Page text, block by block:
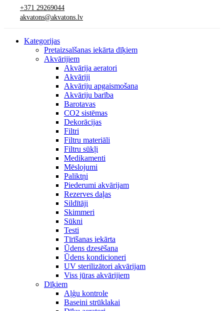
+371 29269044
akvatons@akvatons.lv
Kategorijas
Pretaizsalšanas iekārta dīķiem
Akvārijiem
Akvārija aeratori
Akvāriji
Akvāriju apgaismošana
Akvāriju barība
Barotavas
CO2 sistēmas
Dekorācijas
Filtri
Filtru materiāli
Filtru sūkļi
Medikamenti
Mēslojumi
Paliktņi
Piederumi akvārijam
Rezerves daļas
Sildītāji
Skimmeri
Sūkni
Testi
Tīrīšanas iekārta
Ūdens dzesēšana
Ūdens kondicioneri
UV sterilizātori akvārijam
Viss jūras akvārijiem
Dīķiem
Aļģu kontrole
Baseini strūklakai